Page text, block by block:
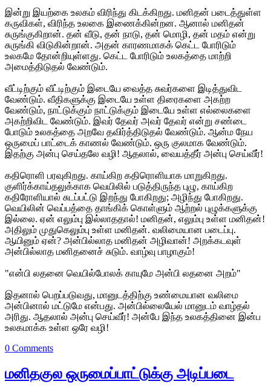
இன்று இயற்கை உலகம் விரிந்து கிடக்கிறது. மனிதன் படைத்துள்ள
கருவிகள், விரிந்த உலகை இணைக்கின்றன. ஆனால் மனிதன்
சுருங்குகிறான். தன் வீடு, தன் நாடு, தன் மொழி, தன் மதம் என்று
சுருங்கி விடுகின்றான். அதன் காரணமாகக் கெட்ட போரிடும்
உலகமே தோன்றியுள்ளது. கெட்ட போரிடும் உலகத்தை மாற்றி
அமைத்திடுதல் வேண்டும்.
வீட்டிற்கும் வீட்டிற்கும் இடையே வைத்த சுவர்களை இடித்துவிட
வேண்டும். வீதிகளுக்கு இடையே உள்ள திரைகளை அகற்ற
வேண்டும், நாட்டுக்கும் நாட்டுக்கும் இடையே உள்ள எல்லைகளை
அகற்றிவிட வேண்டும். இவர் தேவர் அவர் தேவர் என்று சண்டை
போடும் உலகத்தை அறவே தவிர்த்திடுதல் வேண்டும். ஆன்ம நேய
ஒருமைப் பாட்டைக் காணல் வேண்டும். ஒரு குலமாக வேண்டும்.
இதற்கு அன்பு செய்தலே வழி! ஆதலால், வையத்தீர் அன்பு செய்வீர்!
கதிரொளி பரவுகிறது. காய்கிற கதிரொளியாக மாறுகிறது.
குளிர்க்காய்தலுக்காக வெயிலில் படுத்திருந்த புழு, காய்கிற
கதிரோளியால் சுடப்பட்டு இறந்து போகிறது; அழிந்து போகிறது.
வெயிலின் வெப்பத்தை தாங்கிக் கொள்ளும் ஆற்றல் புழுக்களுக்கு
இல்லை. ஏன் எலும்பு இல்லாததால்! மனிதன், எலும்பு உள்ள மனிதன்!
அதிலும் முதுகெலும்பு உள்ள மனிதன். வலிமையான படைப்பு.
ஆயினும் ஏன்? அன்பில்லாத மனிதன் அழிவான்! அறக்கடவுள்
அன்பில்லாத மனிதனைச் சுடும். வாழ்வு பாழாகும்!
"என்பி லதனை வெயில்போலக் காயுமே அன்பி லதனை அறம்"
இதனால் பெறப்படுவது, மானுடத்திற்கு உண்மையான வலிமை
அன்பினால் மட்டுமே என்பது. அன்பில்லையேல் மானுடம் வாழ்தல்
அரிது. ஆதலால் அன்பு செய்வீர்! அன்பே இந்த உலகத்தினை இன்ப
உலகமாக்க உள்ள ஒரே வழி!
0 Comments
மனிதகுல ஒருமைப்பாட்டுக்கு அடிப்படை